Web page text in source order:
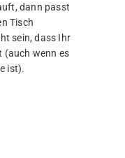
dann passt
Tisch
sein, dass Ihr
(auch wenn es
ist).